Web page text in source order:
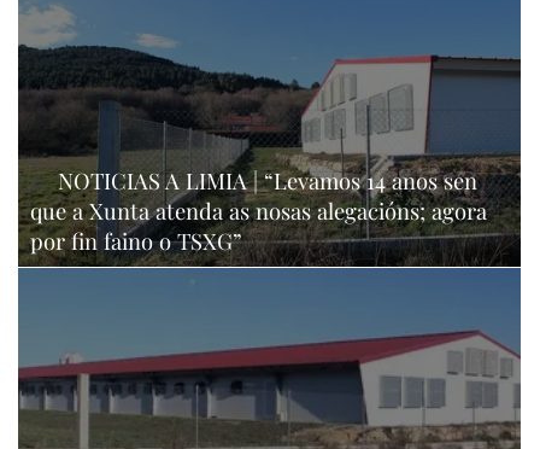
NOTICIAS A LIMIA | “Levamos 14 anos sen
que a Xunta atenda as nosas alegacións; agora
por fin faino o TSXG”